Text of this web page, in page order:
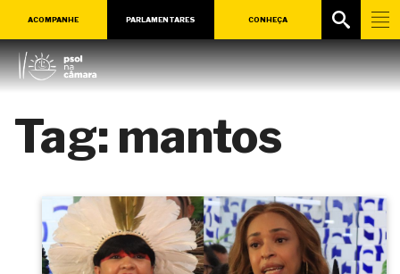
ACOMPANHE PARLAMENTARES CONHEÇA
Tag: mantos